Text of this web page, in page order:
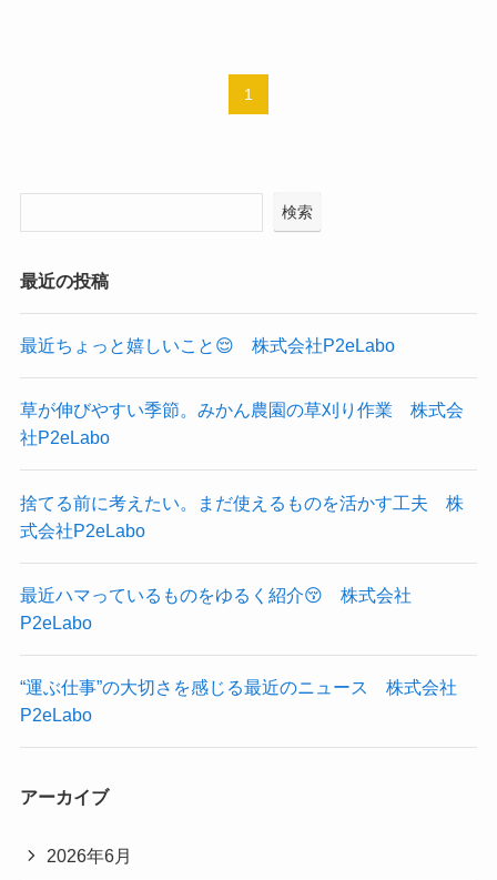
1
検索
最近の投稿
最近ちょっと嬉しいこと😌 株式会社P2eLabo
草が伸びやすい季節。みかん農園の草刈り作業 株式会
社P2eLabo
捨てる前に考えたい。まだ使えるものを活かす工夫 株
式会社P2eLabo
最近ハマっているものをゆるく紹介😚 株式会社
P2eLabo
“運ぶ仕事”の大切さを感じる最近のニュース 株式会社
P2eLabo
アーカイブ
2026年6月